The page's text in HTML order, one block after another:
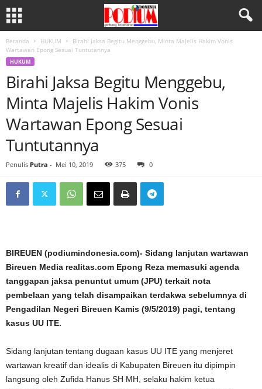
Beranda HUKUM
Birahi Jaksa Begitu Menggebu, Minta Majelis Hakim Vonis
Wartawan Epong Sesuai Tuntutannya
HUKUM
Birahi Jaksa Begitu Menggebu,
Minta Majelis Hakim Vonis
Wartawan Epong Sesuai
Tuntutannya
Penulis Putra - Mei 10, 2019 375 0
BIREUEN (podiumindonesia.com)- Sidang lanjutan wartawan
Bireuen Media realitas.com Epong Reza memasuki agenda
tanggapan jaksa penuntut umum (JPU) terkait nota
pembelaan yang telah disampaikan terdakwa sebelumnya di
Pengadilan Negeri Bireuen Kamis (9/5/2019) pagi, tentang
kasus UU ITE.
Sidang lanjutan tentang dugaan kasus UU ITE yang menjeret
wartawan kreatif dan idealis di Kabupaten Bireuen itu dipimpin
langsung oleh Zufida Hanus SH MH, selaku hakim ketua